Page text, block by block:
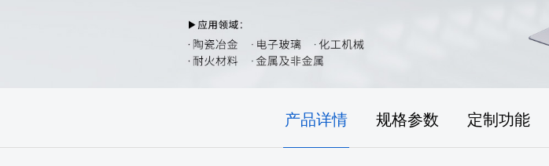
先进材料、增材制造、铸造
实验室、电池材料
软件下载
产品详情 规格参数 定制功能